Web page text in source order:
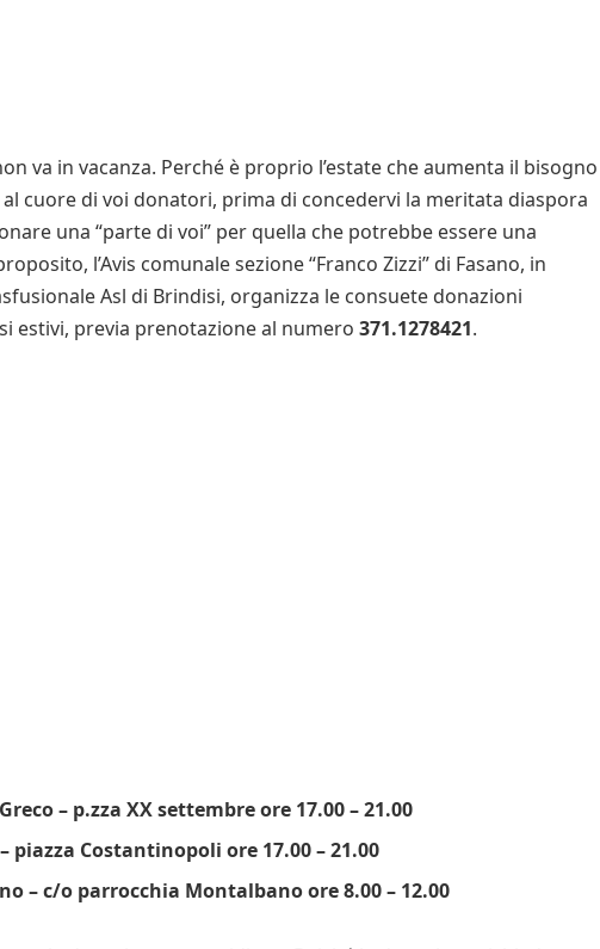
va in vacanza. Perché è proprio l’estate che aumenta il bisogno
cuore di voi donatori, prima di concedervi la meritata diaspora
una “parte di voi” per quella che potrebbe essere una
l’Avis comunale sezione “Franco Zizzi” di Fasano, in
Asl di Brindisi, organizza le consuete donazioni
estivi, previa prenotazione al numero 371.1278421.
– p.zza XX settembre ore 17.00 – 21.00
piazza Costantinopoli ore 17.00 – 21.00
– c/o parrocchia Montalbano ore 8.00 – 12.00